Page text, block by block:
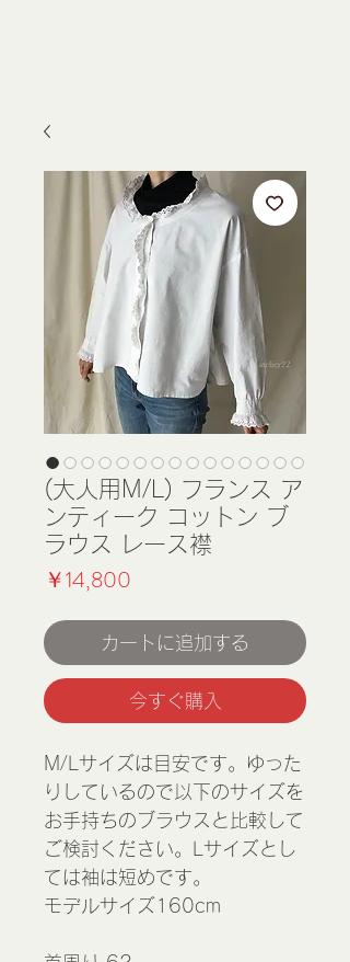
(大人用M/L) フランス ア
ンティーク コットン ブ
ラウス レース襟
￥14,800
カートに追加する
今すぐ購入
M/Lサイズは目安です。ゆった
りしているので以下のサイズを
お手持ちのブラウスと比較して
ご検討ください。Lサイズとし
ては袖は短めです。
モデルサイズ160cm